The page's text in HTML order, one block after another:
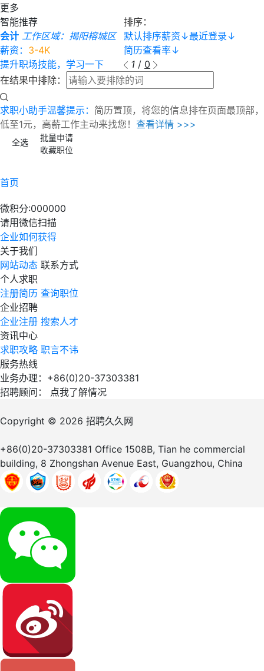
更多
智能推荐
会计 工作区域：揭阳榕城区
薪资： 3-4K
提升职场技能，学习一下
排序：
默认排序薪资↓最近登录↓
简历查看率↓
1 / 0
在结果中排除：
求职小助手温馨提示： 简历置顶，将您的信息排在页面最顶部，
低至1元，高薪工作主动来找您！ 查看详情 >>>
全选
批量申请
收藏职位
首页
微积分:000000
请用微信扫描
企业如何获得
关于我们
网站动态 联系方式
个人求职
注册简历 查询职位
企业招聘
企业注册 搜索人才
资讯中心
求职攻略 职言不讳
服务热线
业务办理：+86(0)20-37303381
招聘顾问： 点我了解情况
Copyright © 2026 招聘久久网
+86(0)20-37303381 Office 1508B, Tian he commercial
building, 8 Zhongshan Avenue East, Guangzhou, China